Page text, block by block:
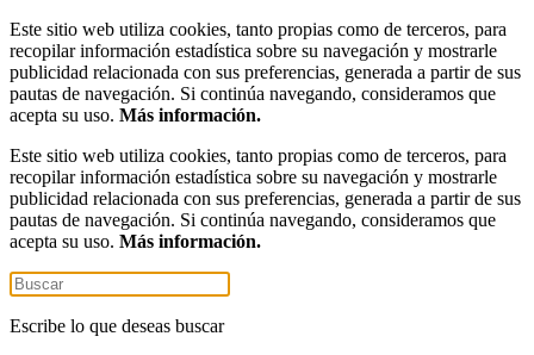
Este sitio web utiliza cookies, tanto propias como de terceros, para
recopilar información estadística sobre su navegación y mostrarle
publicidad relacionada con sus preferencias, generada a partir de sus
pautas de navegación. Si continúa navegando, consideramos que
acepta su uso. Más información.
Este sitio web utiliza cookies, tanto propias como de terceros, para
recopilar información estadística sobre su navegación y mostrarle
publicidad relacionada con sus preferencias, generada a partir de sus
pautas de navegación. Si continúa navegando, consideramos que
acepta su uso. Más información.
Escribe lo que deseas buscar